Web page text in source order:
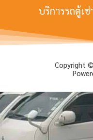
บริการรถตู้เ
Copyright